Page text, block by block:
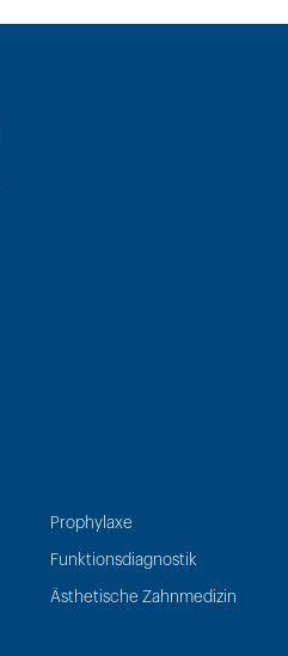
Prophylaxe
Funktionsdiagnostik
Ästhetische Zahnmedizin